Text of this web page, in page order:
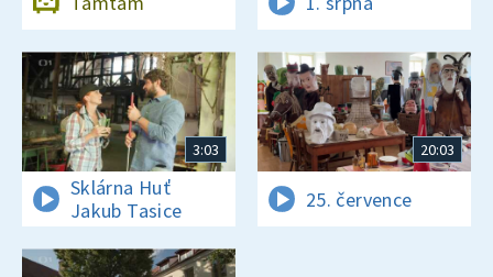
3:03
Sklárna Huť
Jakub Tasice
20:03
25. července